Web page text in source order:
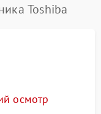
Подробнее →
Toshiba
осмотр